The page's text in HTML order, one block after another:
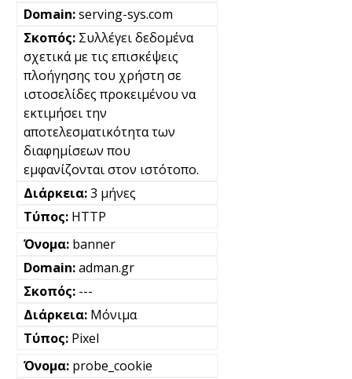
serving-sys.com
Συλλέγει δεδομένα
σχετικά με τις επισκέψεις
πλοήγησης του χρήστη σε
ιστοσελίδες προκειμένου να
εκτιμήσει την
αποτελεσματικότητα των
διαφημίσεων που
εμφανίζονται στον ιστότοπο.
3 μήνες
HTTP
banner
adman.gr
---
Μόνιμα
Pixel
probe_cookie